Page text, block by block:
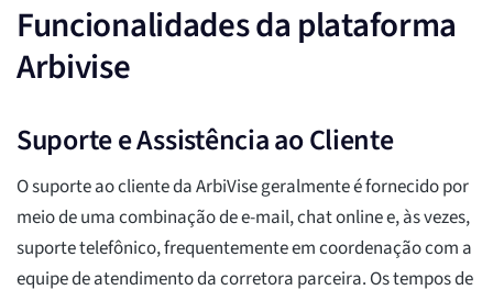
Funcionalidades da plataforma
Arbivise
Suporte e Assistência ao Cliente
O suporte ao cliente da ArbiVise geralmente é fornecido por
meio de uma combinação de e-mail, chat online e, às vezes,
suporte telefônico, frequentemente em coordenação com a
equipe de atendimento da corretora parceira. Os tempos de